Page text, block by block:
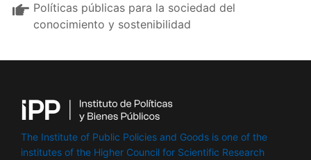
Políticas públicas para la sociedad del
conocimiento y sostenibilidad
The Institute of Public Policies and Goods is one of the
institutes of the Higher Council for Scientific Research